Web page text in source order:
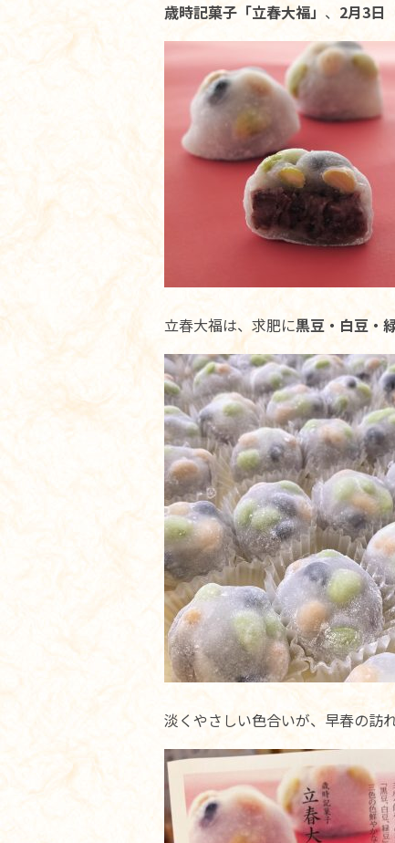
歳時記菓子「立春大福」 、 2月3日
立春大福は、求肥に黒豆・白豆・
淡くやさしい色合いが、早春の訪